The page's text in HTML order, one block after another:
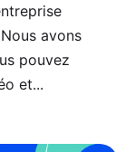
avons
pouvez
et...